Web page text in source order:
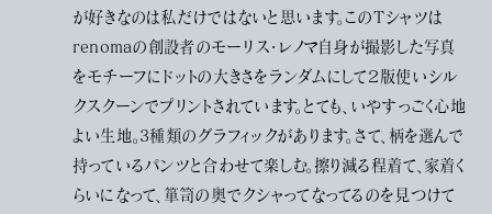
が好きなのは私だけではないと思います。このTシャツは
renomaの創設者のモーリス・レノマ自身が撮影した写真
をモチーフにドットの大きさをランダムにして２版使いシル
クスクーンでプリントされています。とても、いやすっごく心地
よい生地。3種類のグラフィックがあります。さて、柄を選んで
持っているパンツと合わせて楽しむ。擦り減る程着て、家着く
らいになって、箪笥の奥でクシャってなってるのを見つけて